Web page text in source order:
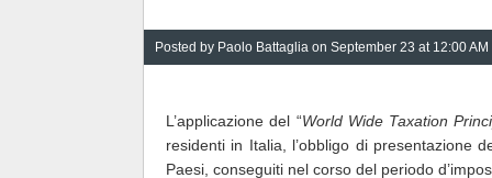
Posted by Paolo Battaglia on September 23 at 12:00 AM
L’applicazione del “World Wide Taxation
residenti in Italia, l’obbligo di presentazione
Paesi, conseguiti nel corso del periodo